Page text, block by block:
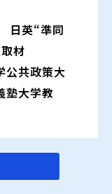
日英“準同
取材
公共政策大
塾大学教